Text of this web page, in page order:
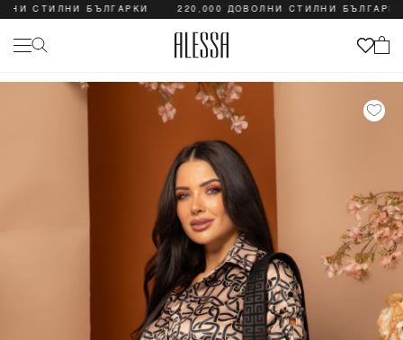
СТИЛНИ БЪЛГАРКИ 220,000 ДОВОЛНИ СТИЛНИ БЪЛГАРКИ